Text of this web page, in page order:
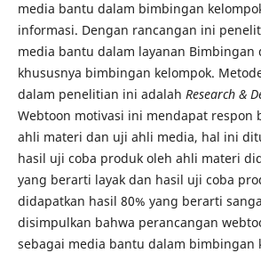
media bantu dalam bimbingan
informasi. Dengan rancangan ini
media bantu dalam layanan Bimbingan
khususnya bimbingan kelompok.
dalam penelitian ini adalah Research &
Webtoon motivasi ini mendapat respon
ahli materi dan uji ahli media, hal ini
hasil uji coba produk oleh ahli materi
yang berarti layak dan hasil uji coba
didapatkan hasil 80% yang berarti
disimpulkan bahwa perancangan
sebagai media bantu dalam bimbingan